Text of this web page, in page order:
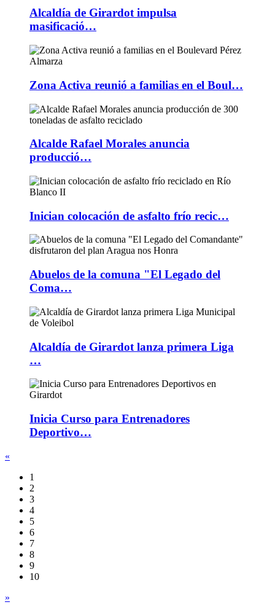
Alcaldía de Girardot impulsa
masificació…
Zona Activa reunió a familias en el Boul…
Alcalde Rafael Morales anuncia
producció…
Inician colocación de asfalto frío recic…
Abuelos de la comuna "El Legado del
Coma…
Alcaldía de Girardot lanza primera Liga
…
Inicia Curso para Entrenadores
Deportivo…
«
1
2
3
4
5
6
7
8
9
10
»